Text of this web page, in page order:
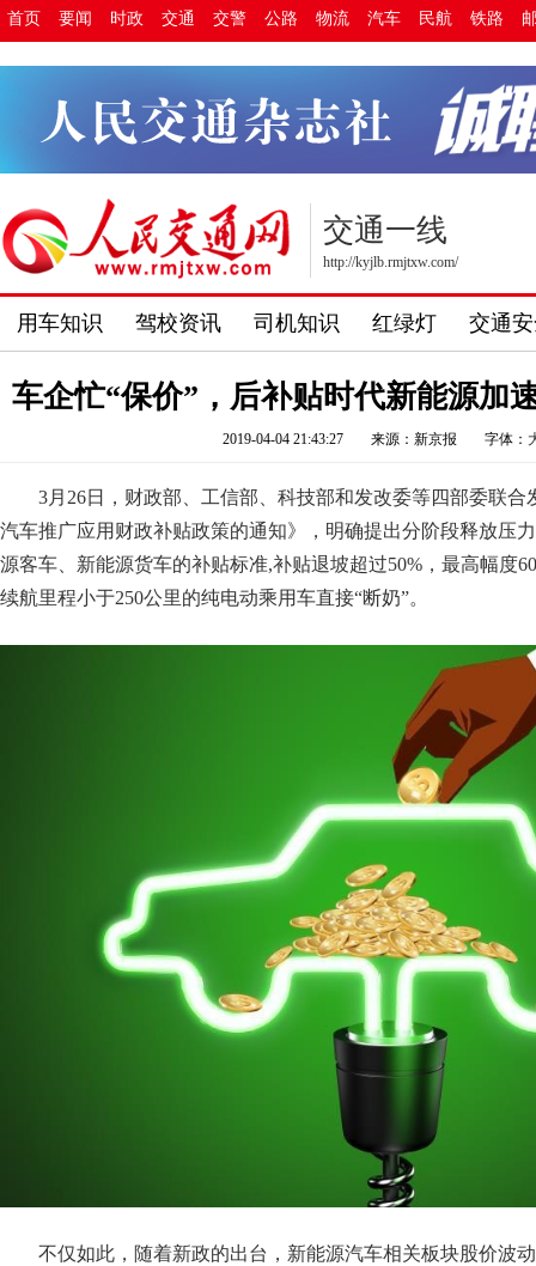
首页 要闻 时政 交通 交警 公路 物流 汽车 民航 铁路
交通一线
http://kyjlb.rmjtxw.com/
用车知识 驾校资讯 司机知识 红绿灯 交通
车企忙“保价”，后补贴时代新能源加
2019-04-04 21:43:27 来源：新京报 字体：
3月26日，财政部、工信部、科技部和发改委等四部委联
汽车推广应用财政补贴政策的通知》，明确提出分阶段释放压
源客车、新能源货车的补贴标准,补贴退坡超过50%，最高幅度
续航里程小于250公里的纯电动乘用车直接“断奶”。
不仅如此，随着新政的出台，新能源汽车相关板块股价波